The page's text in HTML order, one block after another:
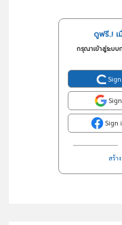
ดูฟรี..! เ
กรุณาเข้าสู่ระบบ
Sign
สร้า